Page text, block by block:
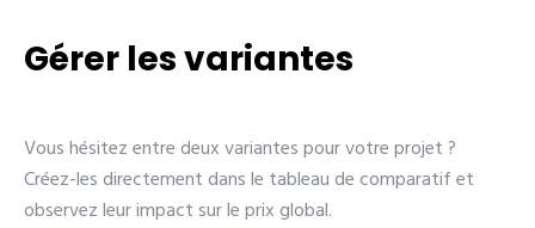
Gérer les variantes
Vous hésitez entre deux variantes pour votre projet ?
Créez-les directement dans le tableau de comparatif et
observez leur impact sur le prix global.